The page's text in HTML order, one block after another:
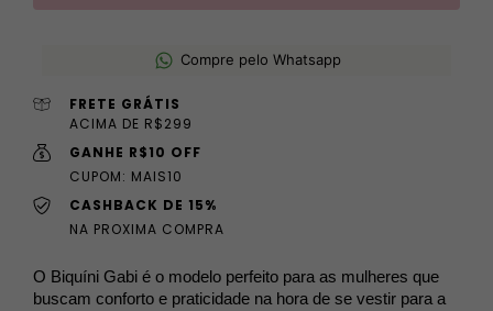
Compre pelo Whatsapp
FRETE GRÁTIS
ACIMA DE R$299
GANHE R$10 OFF
CUPOM: MAIS10
CASHBACK DE 15%
NA PROXIMA COMPRA
O Biquíni Gabi é o modelo perfeito para as mulheres que
buscam conforto e praticidade na hora de se vestir para a